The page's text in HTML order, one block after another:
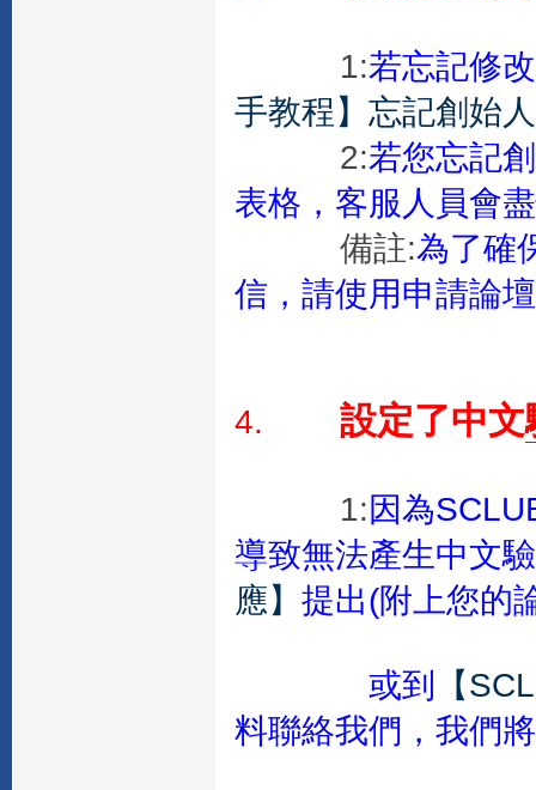
1:若忘記修
手教程】忘記創始
2:若您忘記
表格，客服人員會
備註:為了確
信，請使用申請論
4. 設定了中文
1:因為
導致無法產生中文
應】 提出(附上您的
或到
【
料聯絡我們，我們